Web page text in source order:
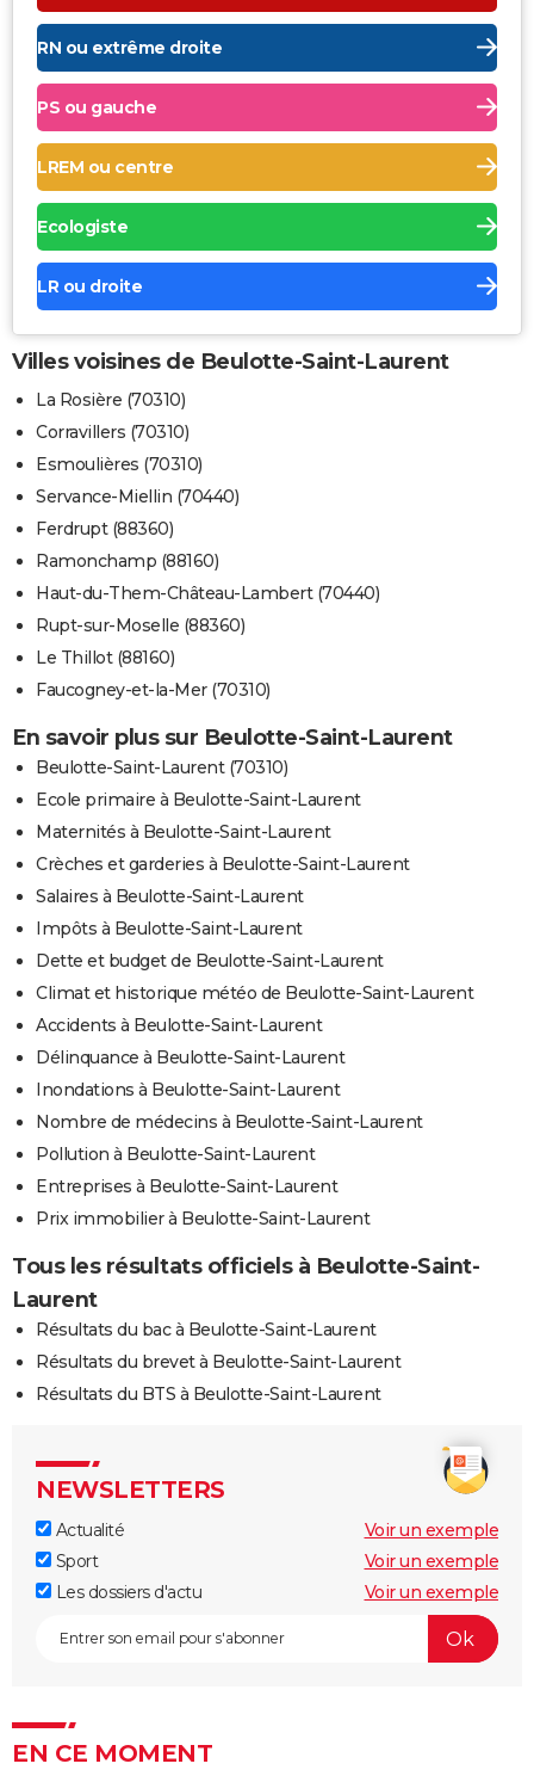
RN ou extrême droite
PS ou gauche
LREM ou centre
Ecologiste
LR ou droite
Villes voisines de Beulotte-Saint-Laurent
La Rosière (70310)
Corravillers (70310)
Esmoulières (70310)
Servance-Miellin (70440)
Ferdrupt (88360)
Ramonchamp (88160)
Haut-du-Them-Château-Lambert (70440)
Rupt-sur-Moselle (88360)
Le Thillot (88160)
Faucogney-et-la-Mer (70310)
En savoir plus sur Beulotte-Saint-Laurent
Beulotte-Saint-Laurent (70310)
Ecole primaire à Beulotte-Saint-Laurent
Maternités à Beulotte-Saint-Laurent
Crèches et garderies à Beulotte-Saint-Laurent
Salaires à Beulotte-Saint-Laurent
Impôts à Beulotte-Saint-Laurent
Dette et budget de Beulotte-Saint-Laurent
Climat et historique météo de Beulotte-Saint-Laurent
Accidents à Beulotte-Saint-Laurent
Délinquance à Beulotte-Saint-Laurent
Inondations à Beulotte-Saint-Laurent
Nombre de médecins à Beulotte-Saint-Laurent
Pollution à Beulotte-Saint-Laurent
Entreprises à Beulotte-Saint-Laurent
Prix immobilier à Beulotte-Saint-Laurent
Tous les résultats officiels à Beulotte-Saint-
Laurent
Résultats du bac à Beulotte-Saint-Laurent
Résultats du brevet à Beulotte-Saint-Laurent
Résultats du BTS à Beulotte-Saint-Laurent
NEWSLETTERS
Actualité
Voir un exemple
Sport
Voir un exemple
Les dossiers d'actu
Voir un exemple
EN CE MOMENT